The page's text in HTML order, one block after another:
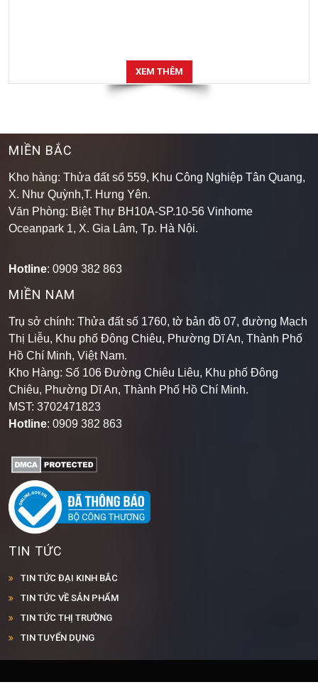
XEM THÊM
MIỀN BẮC
Kho hàng: Thửa đất số 559, Khu Công Nghiệp Tân Quang,
X. Như Quỳnh,T. Hưng Yên.
Văn Phòng: Biệt Thự BH10A-SP.10-56 Vinhome
Oceanpark 1, X. Gia Lâm, Tp. Hà Nội.
Hotline: 0909 382 863
MIỀN NAM
Trụ sở chính: Thửa đất số 1760, tờ bản đồ 07, đường Mạch
Thị Liễu, Khu phố Đông Chiêu, Phường Dĩ An, Thành Phố
Hồ Chí Minh, Việt Nam.
Kho Hàng: Số 106 Đường Chiêu Liêu, Khu phố Đông
Chiêu, Phường Dĩ An, Thành Phố Hồ Chí Minh.
MST: 3702471823
Hotline: 0909 382 863
TIN TỨC
TIN TỨC ĐẠI KINH BẮC
TIN TỨC VỀ SẢN PHẨM
TIN TỨC THỊ TRƯỜNG
TIN TUYỂN DỤNG